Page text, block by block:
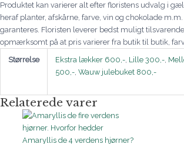
Produktet kan varierer alt efter floristens udvalg i
heraf planter, afskårne, farve, vin og chokolade
garanteres. Floristen leverer bedst muligt
opmærksomt på at pris varierer fra butik til butik,
Størrelse
Ekstra lækker 600,-, Lille 300,-,
500,-, Wauw julebuket 800,-
Relaterede varer